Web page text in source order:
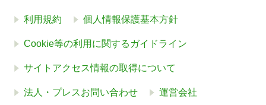
利用規約 個人情報保護基本方針
Cookie等の利用に関するガイドライン
サイトアクセス情報の取得について
法人・プレスお問い合わせ 運営会社